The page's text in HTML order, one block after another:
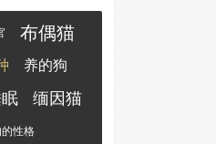
性为它增分不少。
...
布偶猫
养的狗
缅因猫
性格